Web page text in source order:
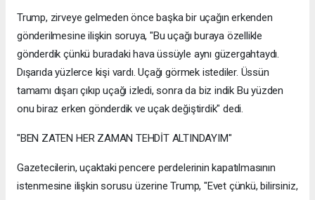
Trump, zirveye gelmeden önce başka bir uçağın erkenden
gönderilmesine ilişkin soruya, "Bu uçağı buraya özellikle
gönderdik çünkü buradaki hava üssüyle aynı güzergahtaydı.
Dışarıda yüzlerce kişi vardı. Uçağı görmek istediler. Üssün
tamamı dışarı çıkıp uçağı izledi, sonra da biz indik Bu yüzden
onu biraz erken gönderdik ve uçak değiştirdik" dedi.
"BEN ZATEN HER ZAMAN TEHDİT ALTINDAYIM"
Gazetecilerin, uçaktaki pencere perdelerinin kapatılmasının
istenmesine ilişkin sorusu üzerine Trump, "Evet çünkü, bilirsiniz,